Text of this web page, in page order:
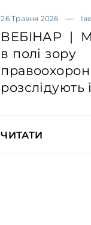
26 Травня 2026
ВЕБІНАР |
в полі зору
розслідують
ЧИТАТИ